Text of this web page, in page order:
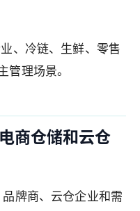
、冷链、生鲜、零售
管理场景。
商仓储和云仓
牌商、云仓企业和需